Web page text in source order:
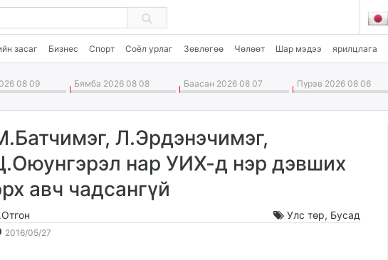
засаг Бизнес Спорт Соёл урлаг Зөвлөгөө Чөлөөт Шар мэдээ ярилцлага
08 09 Бямба 2026 08 08 Баасан 2026 08 07 Пүрэв 2026 08 06
Л.Эрдэнэчимэг,
нар УИХ-д нэр дэвших
авч чадсангүй
Улс төр, Бусад
2016/05/27